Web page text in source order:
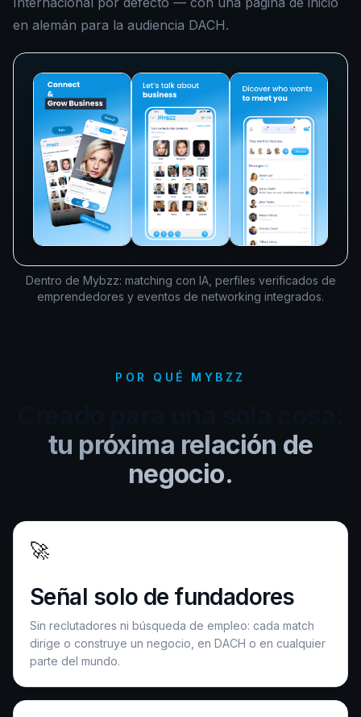
en alemán para la audiencia DACH.
Dentro de Mybzz: matching con IA, perfiles verificados de
emprendedores y eventos de networking integrados.
POR QUÉ MYBZZ
tu próxima relación de
negocio.
🚀
Señal solo de fundadores
Sin reclutadores ni búsqueda de empleo: cada match
dirige o construye un negocio, en DACH o en cualquier
parte del mundo.